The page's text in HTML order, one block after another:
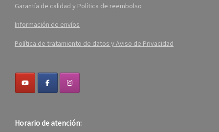
Garantía de calidad y Política de reembolso
Información de envíos
Política de tratamiento de datos y Aviso de Privacidad
Horario de atención: